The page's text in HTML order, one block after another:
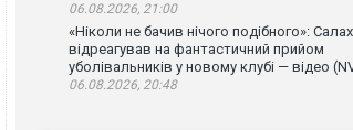
06.08.2026, 21:00
«Ніколи не бачив нічого подібного»: Салах
відреагував на фантастичний прийом
уболівальників у новому клубі — відео
06.08.2026, 20:48